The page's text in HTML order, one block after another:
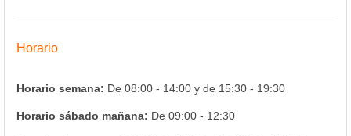
Horario
Horario semana: De 08:00 - 14:00 y de 15:30 - 19:30
Horario sábado mañana: De 09:00 - 12:30